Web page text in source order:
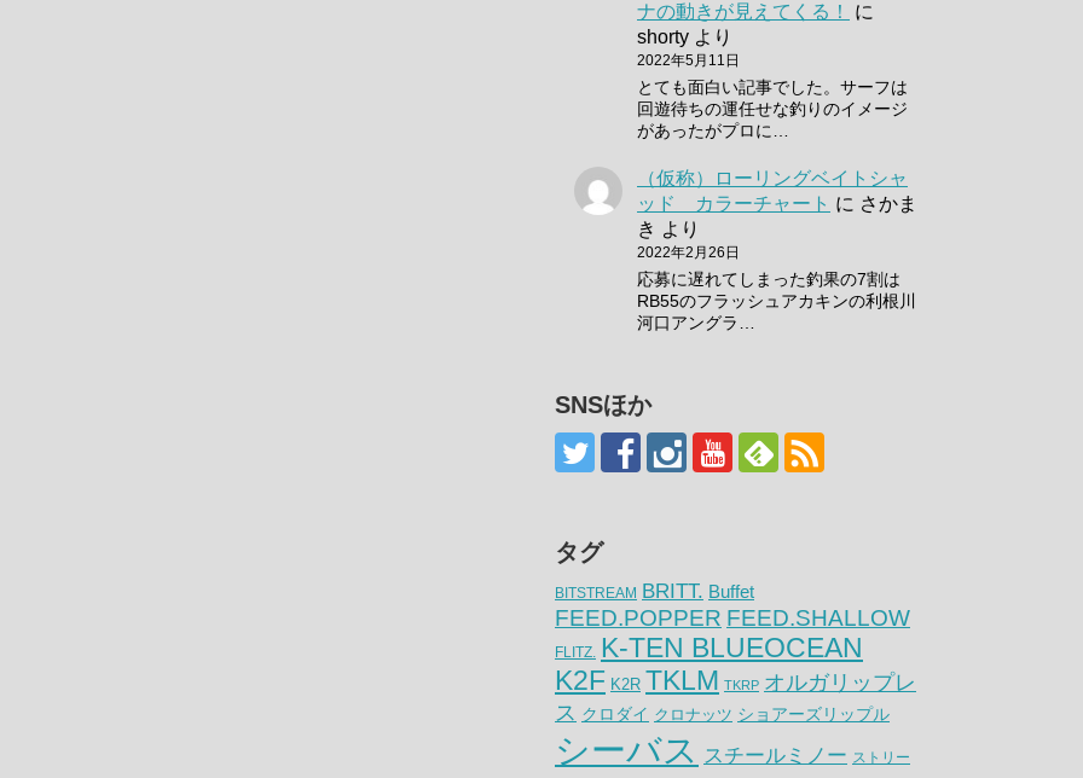
ナの動きが見えてくる！
に
shorty より
2022年5月11日
とても面白い記事でした。サーフは
回遊待ちの運任せな釣りのイメージ
があったがプロに…
（仮称）ローリングベイトシャ
ッド カラーチャート に さかま
き より
2022年2月26日
応募に遅れてしまった釣果の7割は
RB55のフラッシュアカキンの利根川
河口アングラ…
SNSほか
タグ
BITSTREAM BRITT. Buffet
FEED.POPPER FEED.SHALLOW
FLITZ. K-TEN BLUEOCEAN
K2F K2R TKLM TKRP オルガリップレ
ス クロダイ クロナッツ ショアーズリップル
シーバス スチールミノー ストリー